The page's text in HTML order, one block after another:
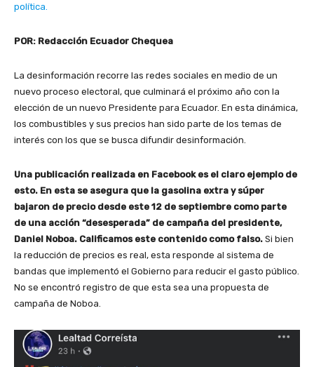
política.
POR: Redacción Ecuador Chequea
La desinformación recorre las redes sociales en medio de un
nuevo proceso electoral, que culminará el próximo año con la
elección de un nuevo Presidente para Ecuador. En esta dinámica,
los combustibles y sus precios han sido parte de los temas de
interés con los que se busca difundir desinformación.
Una publicación realizada en Facebook es el claro ejemplo de
esto. En esta se asegura que la gasolina extra y súper
bajaron de precio desde este 12 de septiembre como parte
de una acción “desesperada” de campaña del presidente,
Daniel Noboa. Calificamos este contenido como falso. Si bien
la reducción de precios es real, esta responde al sistema de
bandas que implementó el Gobierno para reducir el gasto público.
No se encontró registro de que esta sea una propuesta de
campaña de Noboa.